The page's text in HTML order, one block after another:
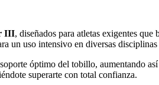
III, diseñados para atletas exigentes
un uso intensivo en diversas
óptimo del tobillo, aumentando
superarte con total confianza.